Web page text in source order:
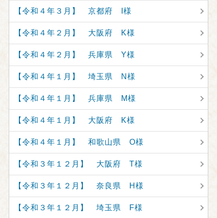
【令和４年３月】 京都府 I様
【令和４年２月】 大阪府 K様
【令和４年２月】 兵庫県 Y様
【令和４年１月】 埼玉県 N様
【令和４年１月】 兵庫県 M様
【令和４年１月】 大阪府 K様
【令和４年１月】 和歌山県 O様
【令和３年１２月】 大阪府 T様
【令和３年１２月】 奈良県 H様
【令和３年１２月】 埼玉県 F様